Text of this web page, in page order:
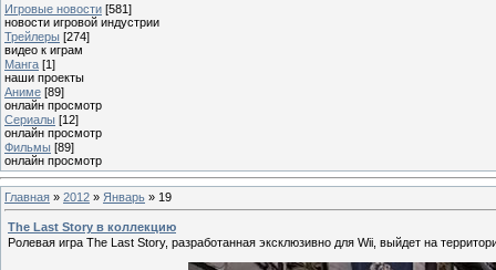
Игровые новости [581]
новости игровой индустрии
Трейлеры [274]
видео к играм
Манга [1]
наши проекты
Аниме [89]
онлайн просмотр
Сериалы [12]
онлайн просмотр
Фильмы [89]
онлайн просмотр
Главная » 2012 » Январь » 19
The Last Story в коллекцию
Ролевая игра The Last Story, разработанная эксклюзивно для Wii, выйдет на